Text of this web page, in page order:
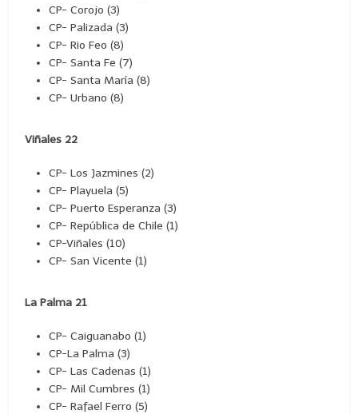
CP- Corojo (3)
CP- Palizada (3)
CP- Rio Feo (8)
CP- Santa Fe (7)
CP- Santa María (8)
CP- Urbano (8)
Viñales 22
CP- Los Jazmines (2)
CP- Playuela (5)
CP- Puerto Esperanza (3)
CP- República de Chile (1)
CP-Viñales (10)
CP- San Vicente (1)
La Palma 21
CP- Caiguanabo (1)
CP-La Palma (3)
CP- Las Cadenas (1)
CP- Mil Cumbres (1)
CP- Rafael Ferro (5)